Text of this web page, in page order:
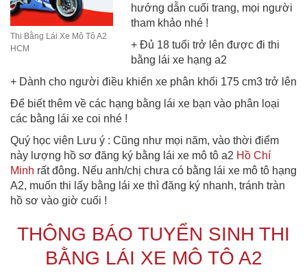
Thi Bằng Lái Xe Mô Tô A2
HCM
hướng dẫn cuối trang, mọi người
tham khảo nhé !
+ Đủ 18 tuổi trở lên được đi thi
bằng lái xe hạng a2
+ Dành cho người điều khiển xe phân khối 175 cm3 trở lên
Để biết thêm về các hạng bằng lái xe bạn vào phân loại
các bằng lái xe coi nhé !
Quý học viên Lưu ý : Cũng như mọi năm, vào thời điểm
này lượng hồ sơ đăng ký bằng lái xe mô tô a2 Hồ Chí
Minh rất đông. Nếu anh/chị chưa có bằng lái xe mô tô hạng
A2, muốn thi lấy bằng lái xe thì đăng ký nhanh, tránh tràn
hồ sơ vào giờ cuối !
THÔNG BÁO TUYỂN SINH THI
BẰNG LÁI XE MÔ TÔ A2